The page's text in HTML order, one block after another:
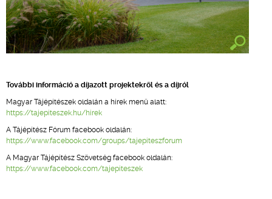
További információ a díjazott projektekről és a díjról
Magyar Tájépítészek oldalán a hírek menü alatt:
https://tajepiteszek.hu/hirek
A Tájépítész Fórum facebook oldalán:
https://www.facebook.com/groups/tajepiteszforum
A Magyar Tájépítész Szövetség facebook oldalán:
https://www.facebook.com/tajepiteszek